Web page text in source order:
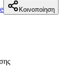
Κοινοποίηση